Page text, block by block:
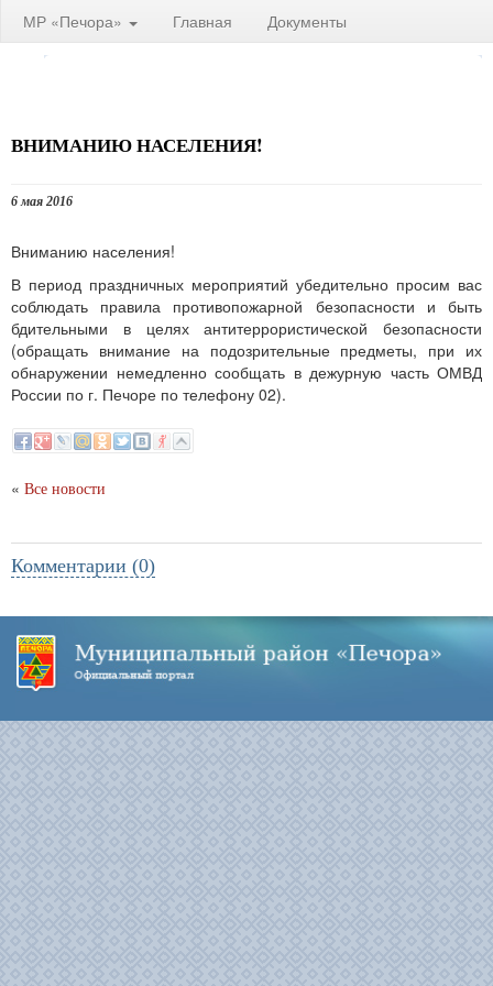
МР «Печора» Главная Документы
ВНИМАНИЮ НАСЕЛЕНИЯ!
6 мая 2016
Вниманию населения!
В период праздничных мероприятий убедительно просим вас
соблюдать правила противопожарной безопасности и быть
бдительными в целях антитеррористической безопасности
(обращать внимание на подозрительные предметы, при их
обнаружении немедленно сообщать в дежурную часть ОМВД
России по г. Печоре по телефону 02).
« Все новости
Комментарии (0)